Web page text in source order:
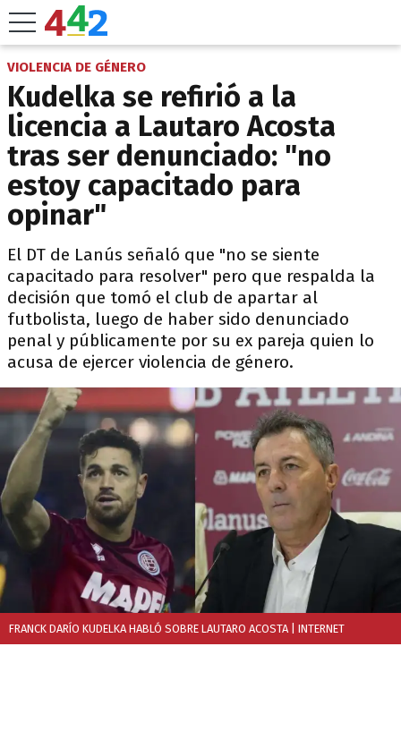
VIOLENCIA DE GÉNERO
Kudelka se refirió a la
licencia a Lautaro Acosta
tras ser denunciado: "no
estoy capacitado para
opinar"
El DT de Lanús señaló que "no se siente
capacitado para resolver" pero que respalda la
decisión que tomó el club de apartar al
futbolista, luego de haber sido denunciado
penal y públicamente por su ex pareja quien lo
acusa de ejercer violencia de género.
FRANCK DARÍO KUDELKA HABLÓ SOBRE LAUTARO ACOSTA | INTERNET